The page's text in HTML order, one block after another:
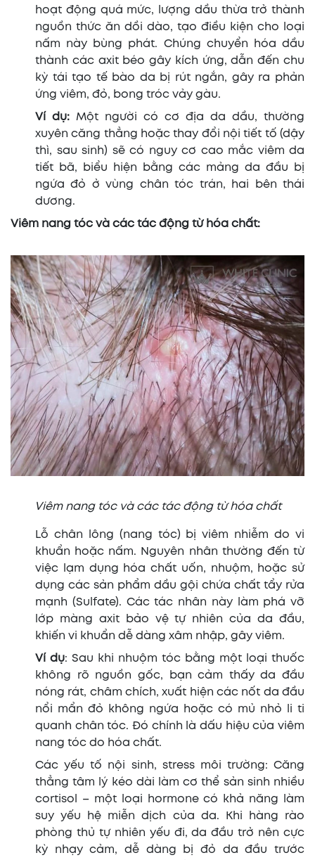
hoạt động quá mức, lượng dầu thừa trở thành
nguồn thức ăn dồi dào, tạo điều kiện cho loại
nấm này bùng phát. Chúng chuyển hóa dầu
thành các axit béo gây kích ứng, dẫn đến chu
kỳ tái tạo tế bào da bị rút ngắn, gây ra phản
ứng viêm, đỏ, bong tróc vảy gàu.
Ví dụ: Một người có cơ địa da dầu, thường
xuyên căng thẳng hoặc thay đổi nội tiết tố (dậy
thì, sau sinh) sẽ có nguy cơ cao mắc viêm da
tiết bã, biểu hiện bằng các mảng da đầu bị
ngứa đỏ ở vùng chân tóc trán, hai bên thái
dương.
Viêm nang tóc và các tác động từ hóa chất:
Viêm nang tóc và các tác động từ hóa chất
Lỗ chân lông (nang tóc) bị viêm nhiễm do vi
khuẩn hoặc nấm. Nguyên nhân thường đến từ
việc lạm dụng hóa chất uốn, nhuộm, hoặc sử
dụng các sản phẩm dầu gội chứa chất tẩy rửa
mạnh (Sulfate). Các tác nhân này làm phá vỡ
lớp màng axit bảo vệ tự nhiên của da đầu,
khiến vi khuẩn dễ dàng xâm nhập, gây viêm.
Ví dụ: Sau khi nhuộm tóc bằng một loại thuốc
không rõ nguồn gốc, bạn cảm thấy da đầu
nóng rát, châm chích, xuất hiện các nốt da đầu
nổi mẩn đỏ không ngứa hoặc có mủ nhỏ li ti
quanh chân tóc. Đó chính là dấu hiệu của viêm
nang tóc do hóa chất.
Các yếu tố nội sinh, stress môi trường: Căng
thẳng tâm lý kéo dài làm cơ thể sản sinh nhiều
cortisol – một loại hormone có khả năng làm
suy yếu hệ miễn dịch của da. Khi hàng rào
phòng thủ tự nhiên yếu đi, da đầu trở nên cực
kỳ nhạy cảm, dễ dàng bị đỏ da đầu trước